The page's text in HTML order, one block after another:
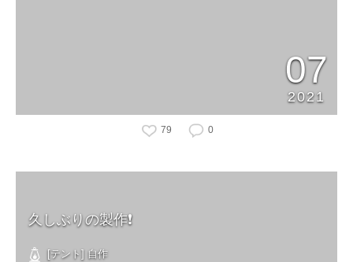
07
2021
79 0
久しぶりの製作❗️
[テント] 自作